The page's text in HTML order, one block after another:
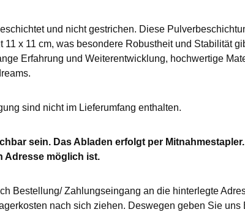
und nicht gestrichen. Diese
x 11 cm, was besondere Robustheit und Stabilität
Erfahrung und Weiterentwicklung, hochwertige
sind nicht im Lieferumfang enthalten.
sein. Das Abladen erfolgt per
Adresse möglich ist.
Bestellung/ Zahlungseingang an die hinterlegte
nach sich ziehen. Deswegen geben Sie